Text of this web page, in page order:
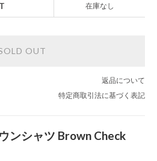
在庫なし
OUT
返品について
特定商取引法に基づく表記
ンシャツ Brown Check